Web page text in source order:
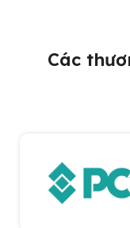
Các